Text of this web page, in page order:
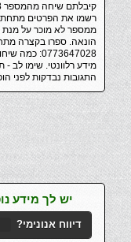
קיבלתם שיחה מהמספר 077-3647028 ?
רשמו את הפרטים מתחת.
ממספר לא מוכר על מנת
הונאה. ספרו בקצרה
מידע רלוונטי. שימו לב
התגובות נבדקות לפני
יש לך מידע נוסף
דיווח אנונימי?